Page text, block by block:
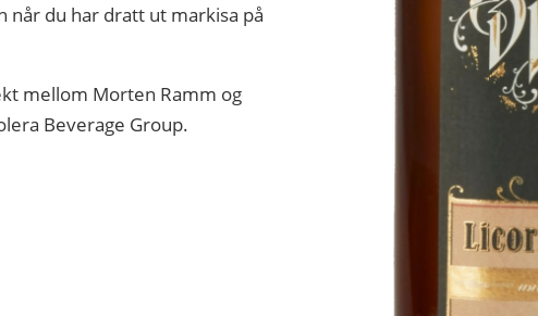
når du har dratt ut markisa på
mellom Morten Ramm og
Beverage Group.